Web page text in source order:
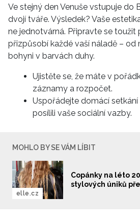
Ve stejný den Venuše vstupuje do
dvojí tváře. Výsledek? Vaše
ne jednotvárná. Připravte se toužit
přizpůsobí každé vaší náladě – od
bohyni v barvách duhy.
Ujistěte se, že máte v
záznamy a rozpočet.
Uspořádejte domácí
posílili vaše sociální vazby.
MOHLO BY SE VÁM LÍBIT
Copánky na léto
stylových úniků
elle.cz